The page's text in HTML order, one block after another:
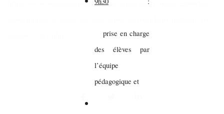
prise en charge
des élèves par
l’équipe
pédagogique et
https://www.letelegramme.fr/cotes-d-armor/saint-brieuc-22000/les-